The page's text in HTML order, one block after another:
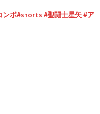
ンボ#shorts #聖闘士星矢 #ア